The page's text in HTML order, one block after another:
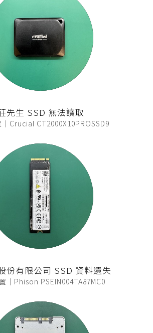
先生 SSD 無法讀取
Crucial CT2000X10PROSSD9
份有限公司 SSD 資料遺失
｜Phison PSEIN004TA87MC0